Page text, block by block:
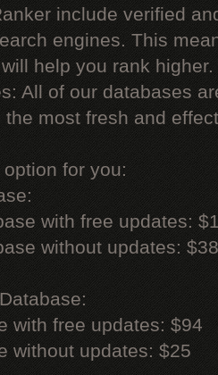
include verified
engines. This
help you rank higher.
All of our databases
the most fresh and
for you:
with free updates:
without updates: $38
with free updates: $94
without updates: $25